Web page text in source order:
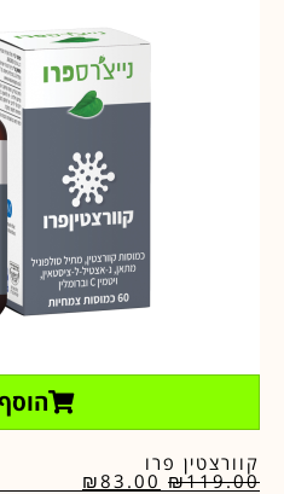
קוורצטין פרו
₪119.00
₪83.00